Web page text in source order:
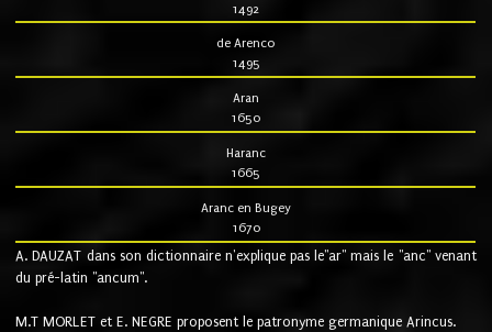
1492
de Arenco
1495
Aran
1650
Haranc
1665
Aranc en Bugey
1670
A. DAUZAT dans son dictionnaire n'explique pas le"ar" mais le "anc" venant
du pré-latin "ancum".
M.T MORLET et E. NEGRE proposent le patronyme germanique Arincus.